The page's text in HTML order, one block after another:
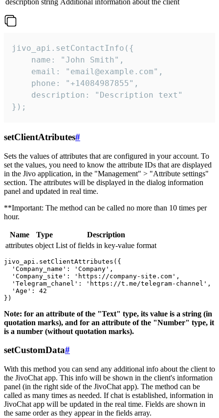
description string Additional information about the client
jivo_api.setContactInfo({
    name: "John Smith",
    email: "email@example.com",
    phone: "+14084987855",
    description: "Description text"
});
setClientAtributes#
Sets the values ​​of attributes that are configured in your account. To
set the values, you need to know the attribute IDs that are displayed
in the Jivo application, in the "Management" > "Attribute settings"
section. The attributes will be displayed in the dialog information
panel and updated in real time.
**Important: The method can be called no more than 10 times per
hour.
Name Type
Description
attributes object List of fields in key-value format
jivo_api.setClientAttributes({
  'Company_name': 'Company',
  'Company_site': 'https://company-site.com',
  'Telegram_chanel': 'https://t.me/telegram-channel',
  'Age': 42
Note: for an attribute of the "Text" type, its value is a string (in
quotation marks), and for an attribute of the "Number" type, it
is a number (without quotation marks).
setCustomData#
With this method you can send any additional info about the client to
the JivoChat app. This info will be shown in the client's information
panel (in the right side of the JivoChat app). The method can be
called as many times as needed. If chat is established, information in
JivoChat app will be updated in the real time. Fields are shown in
the same order as they appear in the fields array.